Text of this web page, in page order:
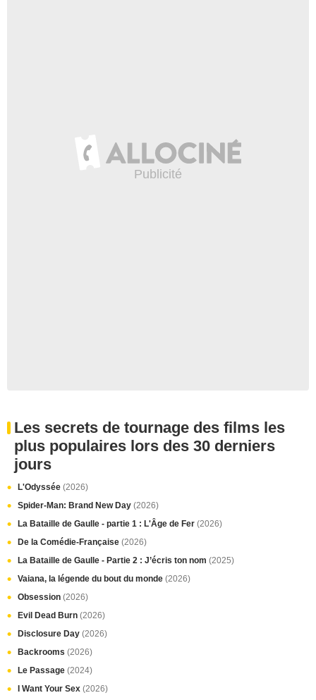
Les secrets de tournage des films les
plus populaires lors des 30 derniers
jours
L'Odyssée (2026)
Spider-Man: Brand New Day (2026)
La Bataille de Gaulle - partie 1 : L'Âge de Fer (2026)
De la Comédie-Française (2026)
La Bataille de Gaulle - Partie 2 : J’écris ton nom (2025)
Vaiana, la légende du bout du monde (2026)
Obsession (2026)
Evil Dead Burn (2026)
Disclosure Day (2026)
Backrooms (2026)
Le Passage (2024)
I Want Your Sex (2026)